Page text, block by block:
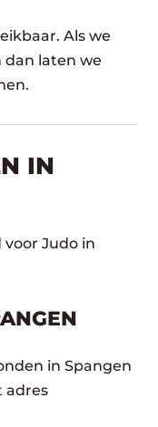
Als we
dan laten we
IN
voor Judo in
in Spangen
adres